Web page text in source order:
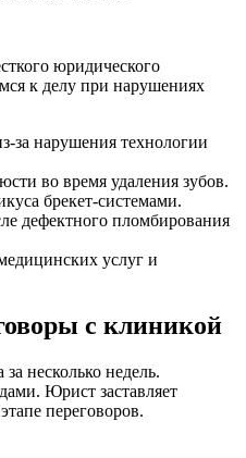
юридического
к делу при нарушениях
за нарушения технологии
во время удаления зубов.
брекет-системами.
дефектного пломбирования
услуг и
с клиникой
несколько недель.
Юрист заставляет
переговоров.